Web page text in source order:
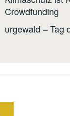
Crowdfunding
urgewald – Tag